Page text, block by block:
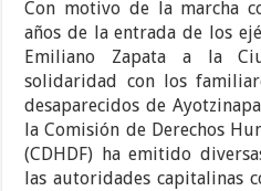
Con motivo de la marcha
años de la entrada de los
Emiliano Zapata a la
solidaridad con los
desaparecidos de
la Comisión de Derechos
(CDHDF) ha emitido
las autoridades capitalinas